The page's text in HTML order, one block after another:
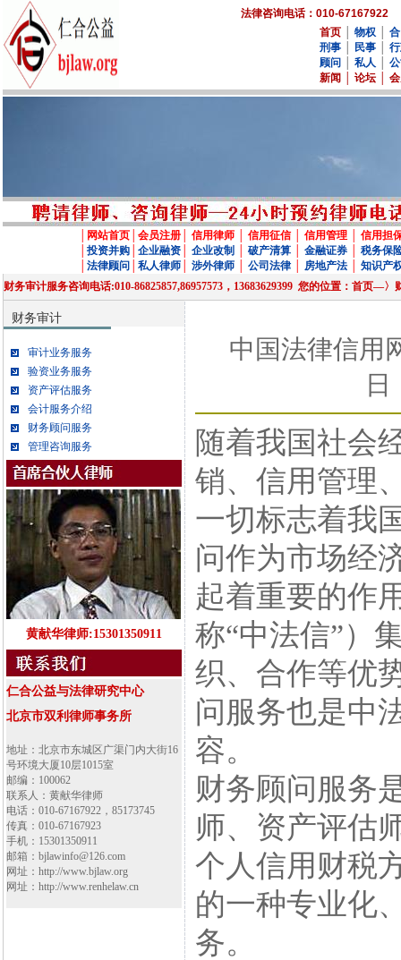
法律咨询电话：010-67167922
首页
物权
刑事
民事
顾问
私人
新闻
论坛
网站首页 会员注册 信用律师 信用征信 信用管理
信用担
投资并购 企业融资 企业改制 破产清算 金融证券
税务保
法律顾问 私人律师 涉外律师 公司法律 房地产法
知识产
财务审计服务咨询电话:010-86825857,86957573，13683629399 您的位置：首页—〉
财务审计
审计业务服务
验资业务服务
资产评估服务
会计服务介绍
财务顾问服务
管理咨询服务
黄献华律师:15301350911
仁合公益与法律研究中心
北京市双利律师事务所
地址：北京市东城区广渠门内大街16
号环境大厦10层1015室
邮编：100062
联系人：黄献华律师
电话：010-67167922，85173745
传真：010-67167923
手机：15301350911
邮箱：bjlawinfo@126.com
网址：http://www.bjlaw.org
网址：http://www.renhelaw.cn
中国法律信用
随着我国社会
销、信用管理
一切标志着我
问作为市场经
起着重要的作
称“中法信”）
织、合作等优
问服务也是中
容。
财务顾问服务
师、资产评估
个人信用财税
的一种专业化
务。